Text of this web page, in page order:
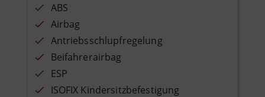
ABS
Airbag
Antriebsschlupfregelung
Beifahrerairbag
ESP
ISOFIX Kindersitzbefestigung